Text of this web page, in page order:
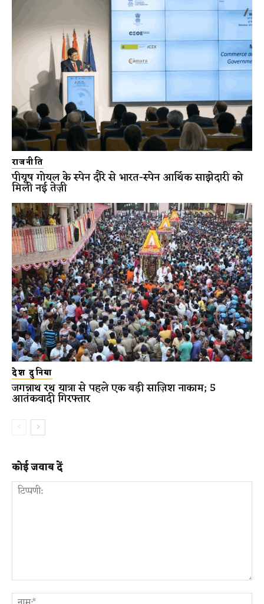
राजनीति
पीयूष गोयल के स्पेन दौरे से भारत-स्पेन आर्थिक साझेदारी को
मिली नई तेज़ी
देश दुनिया
जगन्नाथ रथ यात्रा से पहले एक बड़ी साज़िश नाकाम; 5
आतंकवादी गिरफ्तार
कोई जवाब दें